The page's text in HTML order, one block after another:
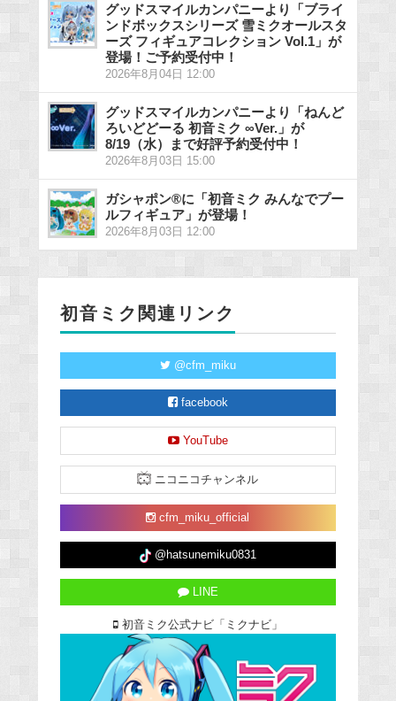
グッドスマイルカンパニーより「ブライ
ンドボックスシリーズ 雪ミクオールスタ
ーズ フィギュアコレクション Vol.1」が
登場！ご予約受付中！
2026年8月04日 12:00
グッドスマイルカンパニーより「ねんど
ろいどどーる 初音ミク ∞Ver.」が
8/19（水）まで好評予約受付中！
2026年8月03日 15:00
ガシャポン®に「初音ミク みんなでプー
ルフィギュア」が登場！
2026年8月03日 12:00
初音ミク関連リンク
@cfm_miku
facebook
YouTube
ニコニコチャンネル
cfm_miku_official
@hatsunemiku0831
LINE
初音ミク公式ナビ「ミクナビ」